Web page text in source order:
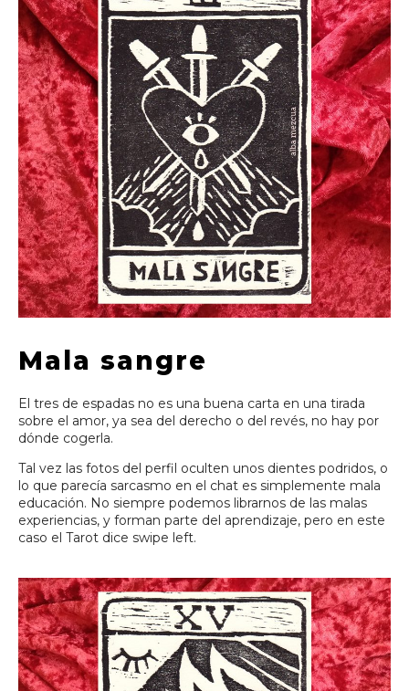
Mala sangre
El tres de espadas no es una buena carta en una tirada
sobre el amor, ya sea del derecho o del revés, no hay por
dónde cogerla.
Tal vez las fotos del perfil oculten unos dientes podridos, o
lo que parecía sarcasmo en el chat es simplemente mala
educación. No siempre podemos librarnos de las malas
experiencias, y forman parte del aprendizaje, pero en este
caso el Tarot dice swipe left.